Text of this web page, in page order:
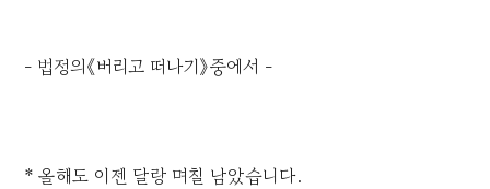
- 법정의《버리고 떠나기》중에서 -
* 올해도 이젠 달랑 며칠 남았습니다.